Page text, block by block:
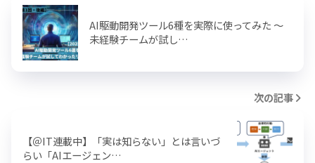
AI駆動開発ツール6種を実際に使ってみた ～
未経験チームが試し…
次の記事
【＠IT連載中】「実は知らない」とは言いづ
らい「AIエージェン…